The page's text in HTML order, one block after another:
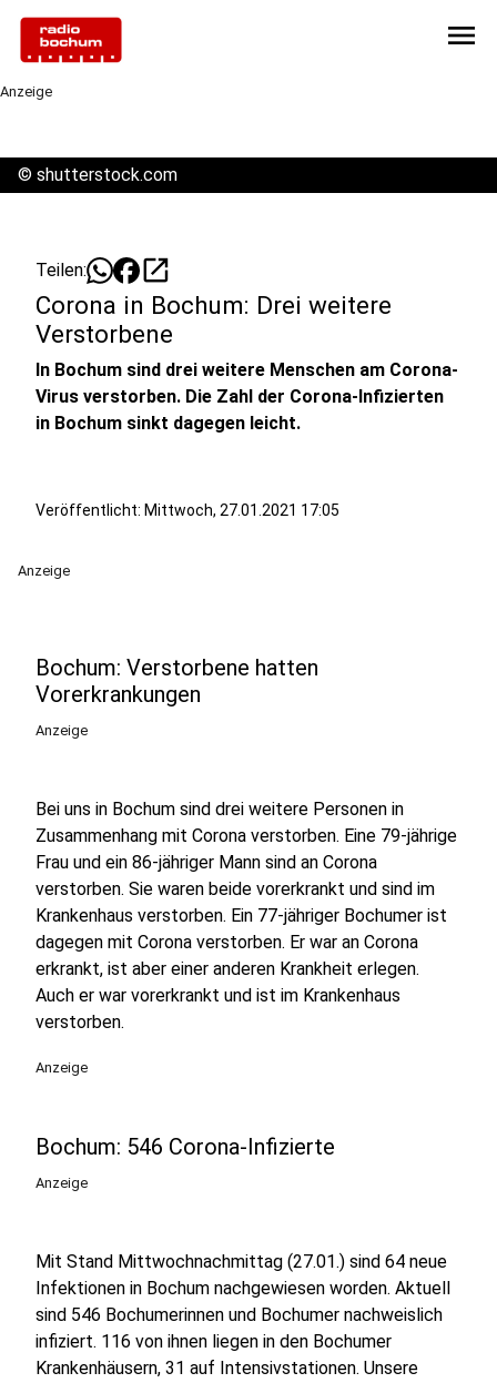
menu
Anzeige
© shutterstock.com
Teilen: open_in_new
Corona in Bochum: Drei weitere
Verstorbene
In Bochum sind drei weitere Menschen am Corona-
Virus verstorben. Die Zahl der Corona-Infizierten
in Bochum sinkt dagegen leicht.
Veröffentlicht: Mittwoch, 27.01.2021 17:05
Anzeige
Bochum: Verstorbene hatten
Vorerkrankungen
Anzeige
Bei uns in Bochum sind drei weitere Personen in
Zusammenhang mit Corona verstorben. Eine 79-jährige
Frau und ein 86-jähriger Mann sind an Corona
verstorben. Sie waren beide vorerkrankt und sind im
Krankenhaus verstorben. Ein 77-jähriger Bochumer ist
dagegen mit Corona verstorben. Er war an Corona
erkrankt, ist aber einer anderen Krankheit erlegen.
Auch er war vorerkrankt und ist im Krankenhaus
verstorben.
Anzeige
Bochum: 546 Corona-Infizierte
Anzeige
Mit Stand Mittwochnachmittag (27.01.) sind 64 neue
Infektionen in Bochum nachgewiesen worden. Aktuell
sind 546 Bochumerinnen und Bochumer nachweislich
infiziert. 116 von ihnen liegen in den Bochumer
Krankenhäusern, 31 auf Intensivstationen. Unsere